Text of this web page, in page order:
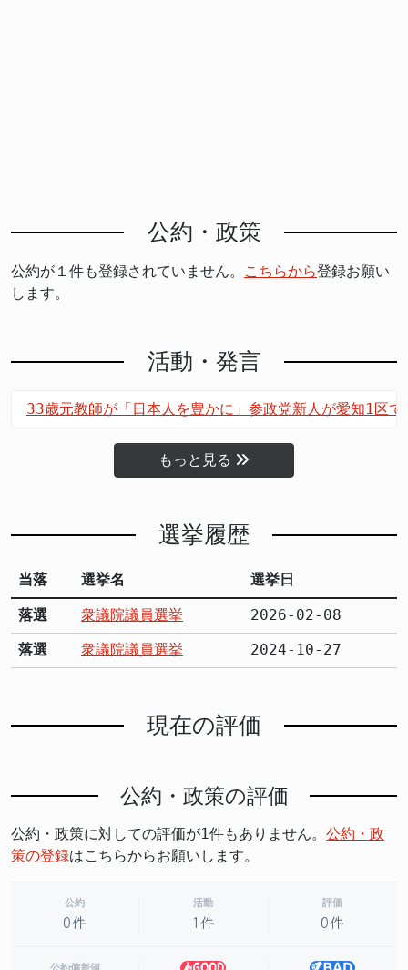
公約・政策
公約が１件も登録されていません。 こちらから登録お願い
します。
活動・発言
33歳元教師が「日本人を豊かに」参政党新人が愛知1区
もっと見る
選挙履歴
当落 選挙名 選挙日
落選 衆議院議員選挙
2026-02-08
落選
衆議院議員選挙 2024-10-27
現在の評価
公約・政策の評価
公約・政策に対しての評価が1件もありません。 公約・政
策の登録はこちらからお願いします。
公約
0件
活動
1件
評価
0件
公約偏差値